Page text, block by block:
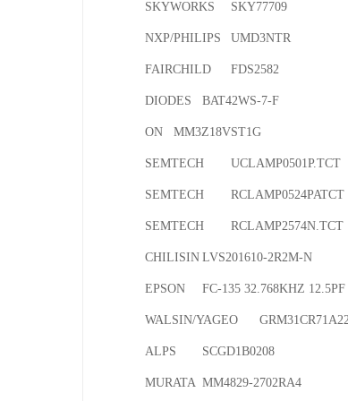
SKYWORKS	SKY77709
NXP/PHILIPS	UMD3NTR
FAIRCHILD	FDS2582
DIODES	BAT42WS-7-F
ON	MM3Z18VST1G
SEMTECH	UCLAMP0501P.TCT
SEMTECH	RCLAMP0524PATCT
SEMTECH	RCLAMP2574N.TCT
CHILISIN	LVS201610-2R2M-N
EPSON	FC-135 32.768KHZ 12.5PF
WALSIN/YAGEO	GRM31CR71A226KE15L
ALPS	SCGD1B0208
MURATA	MM4829-2702RA4